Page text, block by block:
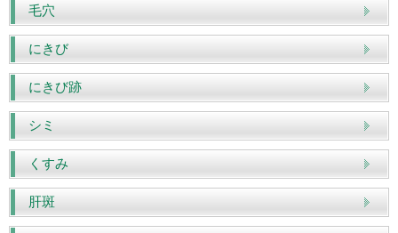
毛穴
にきび
にきび跡
シミ
くすみ
肝斑